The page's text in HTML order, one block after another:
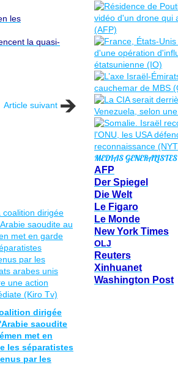
les
la quasi-
Article suivant
dirigée
saoudite
met en
les séparatistes
par les
MEDIAS GENERALISTES
AFP
Der Spiegel
Die Welt
Le Figaro
Le Monde
New York Times
OLJ
Reuters
Xinhuanet
Washington Post